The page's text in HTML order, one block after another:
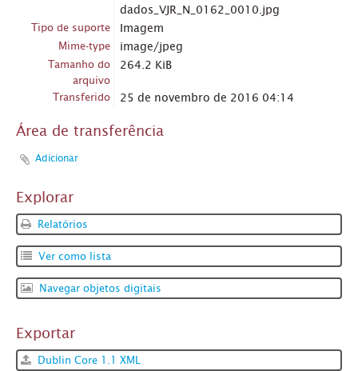
dados_VJR_N_0162_0010.jpg
Tipo de suporte Imagem
Mime-type image/jpeg
Tamanho do
arquivo
264.2 KiB
Transferido 25 de novembro de 2016 04:14
Área de transferência
Adicionar
Explorar
Relatórios
Ver como lista
Navegar objetos digitais
Exportar
Dublin Core 1.1 XML